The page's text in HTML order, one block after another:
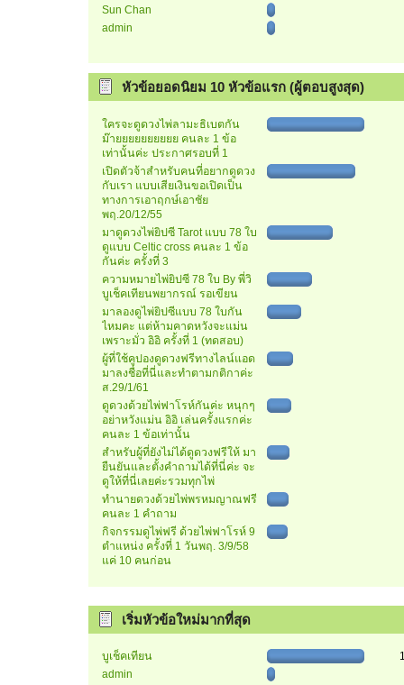
Sun Chan
admin
หัวข้อยอดนิยม 10 หัวข้อแรก (ผู้ตอบสูงสุด)
ใครจะดูดวงไพ่ลามะธิเบตกัน
ม๊ายยยยยยยยยย คนละ 1 ข้อ
เท่านั้นค่ะ ประกาศรอบที่ 1
เปิดตัวจ้าสำหรับคนที่อยากดูดวง
กับเรา แบบเสียเงินขอเปิดเป็น
ทางการเอาฤกษ์เอาชัย
พฤ.20/12/55
มาดูดวงไพ่ยิปซี Tarot แบบ 78 ใบ
ดูแบบ Celtic cross คนละ 1 ข้อ
กันค่ะ ครั้งที่ 3
ความหมายไพ่ยิปซี 78 ใบ By พี่วิ
บูเช็คเทียนพยากรณ์ รอเขียน
มาลองดูไพ่ยิปซีแบบ 78 ใบกัน
ไหมคะ แต่ห้ามคาดหวังจะแม่น
เพราะมั่ว อิอิ ครั้งที่ 1 (ทดสอบ)
ผู้ที่ใช้คูปองดูดวงฟรีทางไลน์แอด
มาลงชื่อที่นี่และทำตามกติกาค่ะ
ส.29/1/61
ดูดวงด้วยไพ่ฟาโรห์กันค่ะ หนุกๆ
อย่าหวังแม่น อิอิ เล่นครั้งแรกค่ะ
คนละ 1 ข้อเท่านั้น
สำหรับผู้ที่ยังไม่ได้ดูดวงฟรีให้ มา
ยืนยันและตั้งคำถามได้ที่นี่ค่ะ จะ
ดูให้ที่นี่เลยค่ะรวมทุกไพ่
ทำนายดวงด้วยไพ่พรหมญาณฟรี
คนละ 1 คำถาม
กิจกรรมดูไพ่ฟรี ด้วยไพ่ฟาโรห์ 9
ตำแหน่ง ครั้งที่ 1 วันพฤ. 3/9/58
แค่ 10 คนก่อน
เริ่มหัวข้อใหม่มากที่สุด
บูเช็คเทียน
admin